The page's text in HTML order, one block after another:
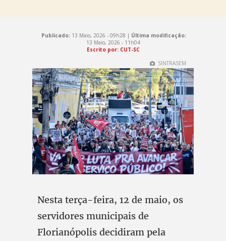
Publicado: 13 Maio, 2026 - 09h28 | Última modificação:
13 Maio, 2026 - 11h04
Escrito por: CUT-SC
SINTRASEM
Nesta terça-feira, 12 de maio, os
servidores municipais de
Florianópolis decidiram pela